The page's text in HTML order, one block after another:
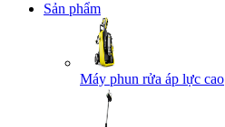
Sản phẩm
Máy phun rửa áp lực cao